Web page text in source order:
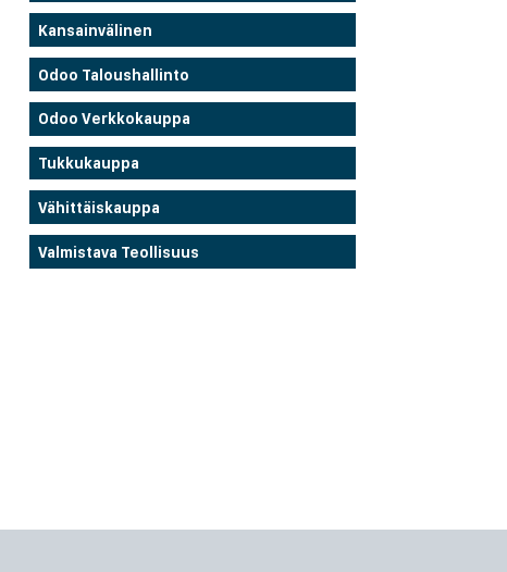
Kansainvälinen
Odoo Taloushallinto
Odoo Verkkokauppa
Tukkukauppa
Vähittäiskauppa
Valmistava Teollisuus